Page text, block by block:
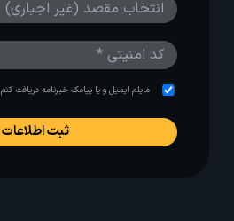
مایلم ایمیل و یا پیامک خبرنامه دریافت کنم.